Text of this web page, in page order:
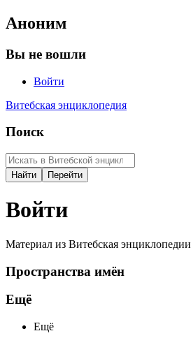
Аноним
Вы не вошли
Войти
Витебская энциклопедия
Поиск
Войти
Материал из Витебская энциклопедии
Пространства имён
Ещё
Ещё